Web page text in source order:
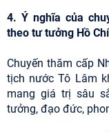
4. Ý nghĩa của
theo tư tưởng Hồ
Chuyến thăm cấp
tịch nước Tô Lâm
mang giá trị sâu
tưởng, đạo đức,